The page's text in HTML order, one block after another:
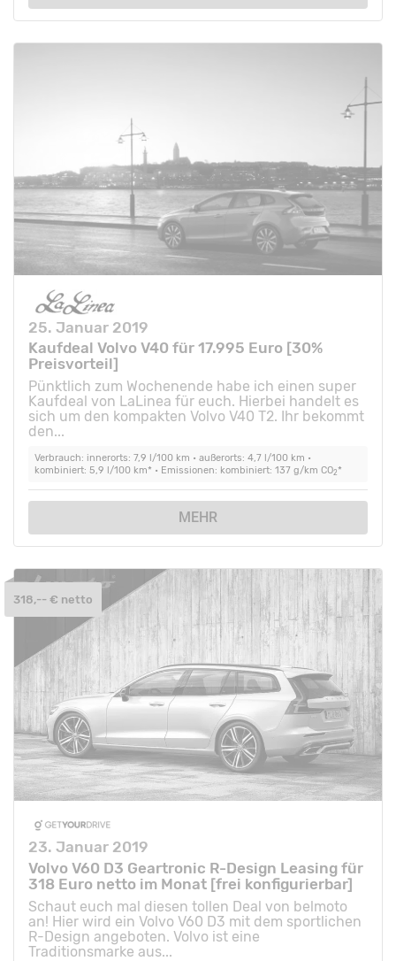
25. Januar 2019
Kaufdeal Volvo V40 für 17.995 Euro [30%
Preisvorteil]
Pünktlich zum Wochenende habe ich einen super
Kaufdeal von LaLinea für euch. Hierbei handelt es
sich um den kompakten Volvo V40 T2. Ihr bekommt
den...
Verbrauch: innerorts: 7,9 l/100 km • außerorts: 4,7 l/100 km •
kombiniert: 5,9 l/100 km* • Emissionen: kombiniert: 137 g/km CO2*
MEHR
23. Januar 2019
Volvo V60 D3 Geartronic R-Design Leasing für
318 Euro netto im Monat [frei konfigurierbar]
Schaut euch mal diesen tollen Deal von belmoto
an! Hier wird ein Volvo V60 D3 mit dem sportlichen
R-Design angeboten. Volvo ist eine
Traditionsmarke aus...
318,-- € netto